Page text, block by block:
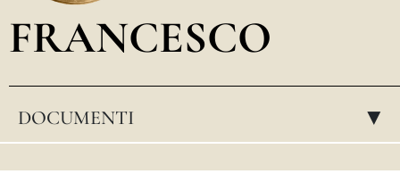
العربيّة
FRANCESCO
DOCUMENTI ▸